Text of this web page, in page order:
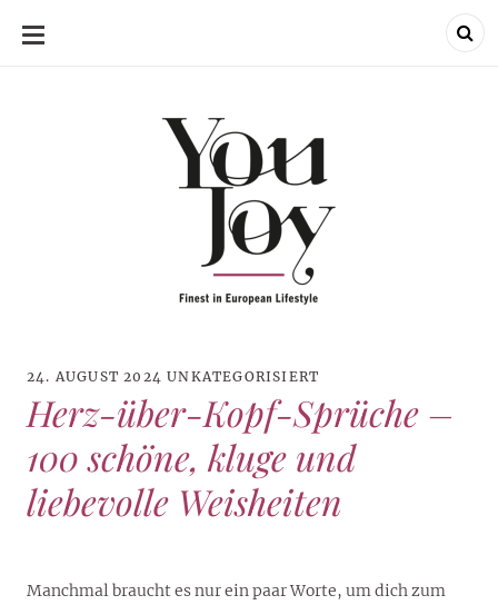
SKIP
24. AUGUST 2024 UNKATEGORISIERT
Herz-über-Kopf-Sprüche –
100 schöne, kluge und
liebevolle Weisheiten
Manchmal braucht es nur ein paar Worte, um dich zum